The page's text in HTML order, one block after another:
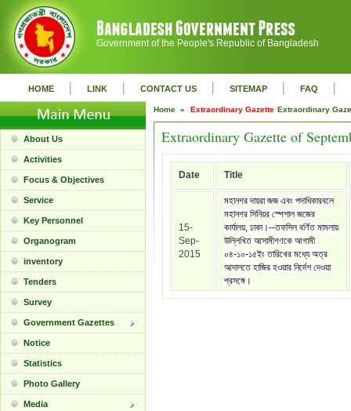
Government of the People's Republic of Bangladesh
HOME | LINK | CONTACT US | SITEMAP | FAQ |
About Us
Activities
Focus & Objectives
Service
Key Personnel
Organogram
inventory
Tenders
Survey
Government Gazettes
Notice
Statistics
Photo Gallery
Media
Home » Extraordinary Gazette Extraordinary
Extraordinary Gazette of
Date Title
15-
Sep-
2015
মহানগর দায়রা জজ এবং পদাধিকারবলে
মহানগর সিনিয়র স্পেশাল জজের
কার্যালয়, ঢাকা।--তফসিল বর্ণিত মামলায়
উল্লিখিত আসামীগণকে আগামী
০৪-১০-১৫ইং তারিখের মধ্যে অত্র
আদালতে হাজির হওয়ার নির্দেশ দেওয়া
প্রসঙ্গে।